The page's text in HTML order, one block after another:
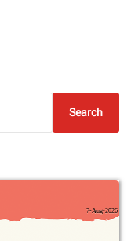
Search